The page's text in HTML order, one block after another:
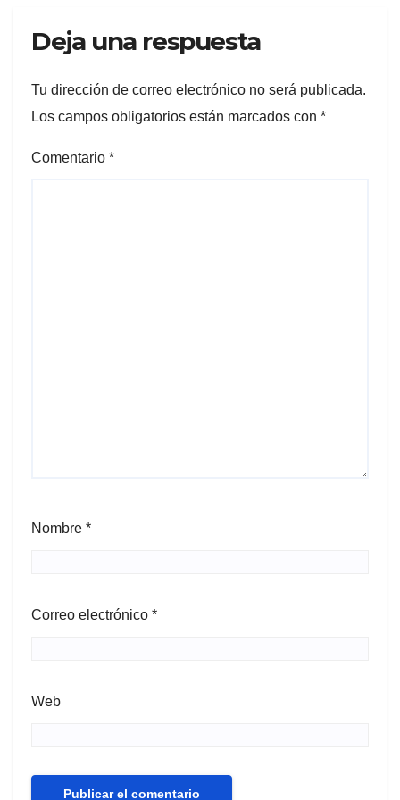
Deja una respuesta
Tu dirección de correo electrónico no será publicada.
Los campos obligatorios están marcados con *
Comentario *
Nombre *
Correo electrónico *
Web